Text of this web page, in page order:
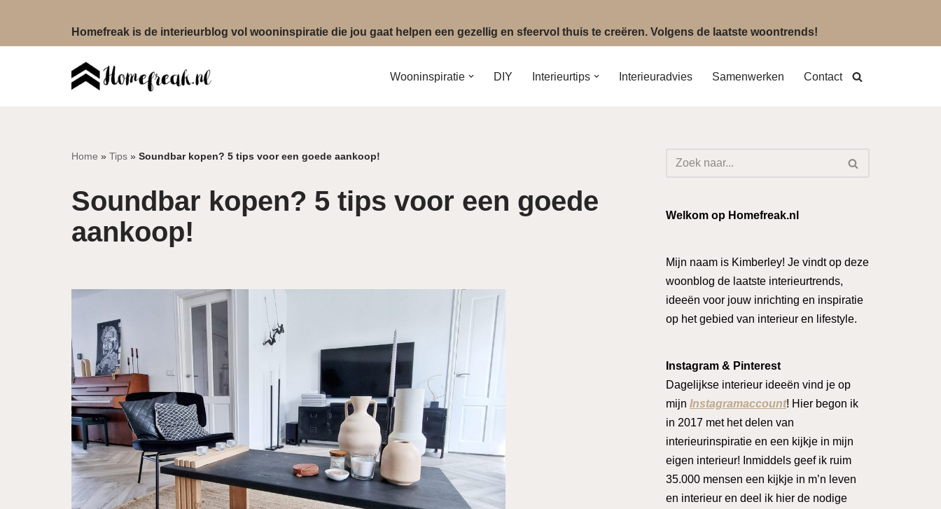
Homefreak is de interieurblog vol wooninspiratie die jou gaat helpen een gezellig en sfeervol thuis te creëren. Volgens de laatste woontrends!
Wooninspiratie DIY Interieurtips Interieuradvies Samenwerken Contact
Home » Tips » Soundbar kopen? 5 tips voor een goede aankoop!
Soundbar kopen? 5 tips voor een goede
aankoop!
Welkom op Homefreak.nl
Mijn naam is Kimberley! Je vindt op deze
woonblog de laatste interieurtrends,
ideeën voor jouw inrichting en inspiratie
op het gebied van interieur en lifestyle.
Instagram & Pinterest
Dagelijkse interieur ideeën vind je op
mijn Instagramaccount! Hier begon ik
in 2017 met het delen van
interieurinspiratie en een kijkje in mijn
eigen interieur! Inmiddels geef ik ruim
35.000 mensen een kijkje in m’n leven
en interieur en deel ik hier de nodige